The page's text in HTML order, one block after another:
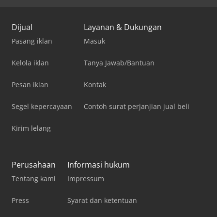
Dijual
Pasang iklan
Kelola iklan
Pesan iklan
Segel kepercayaan
Kirim lelang
Layanan & Dukungan
Masuk
Tanya Jawab/Bantuan
Kontak
Contoh surat perjanjian jual beli
Perusahaan
Tentang kami
Press
Informasi hukum
Impressum
Syarat dan ketentuan